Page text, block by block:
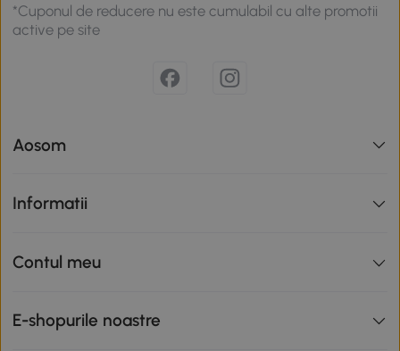
*Cuponul de reducere nu este cumulabil cu alte promotii
active pe site
Aosom
Informatii
Contul meu
E-shopurile noastre